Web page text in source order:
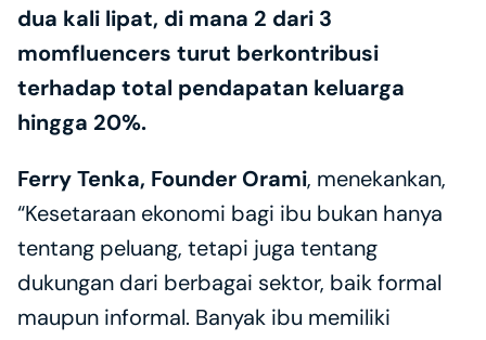
dua kali lipat, di mana 2 dari 3
momfluencers turut berkontribusi
terhadap total pendapatan keluarga
hingga 20%.
Ferry Tenka, Founder Orami, menekankan,
“Kesetaraan ekonomi bagi ibu bukan hanya
tentang peluang, tetapi juga tentang
dukungan dari berbagai sektor, baik formal
maupun informal. Banyak ibu memiliki